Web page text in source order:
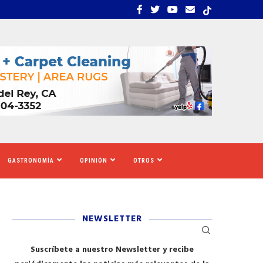
TIGRES DEL NORTE, LILA... LOS SOLICITANTES DE
GASTRONOMÍA OPINIÓN OTROS
NEWSLETTER
Suscríbete a nuestro Newsletter y recibe